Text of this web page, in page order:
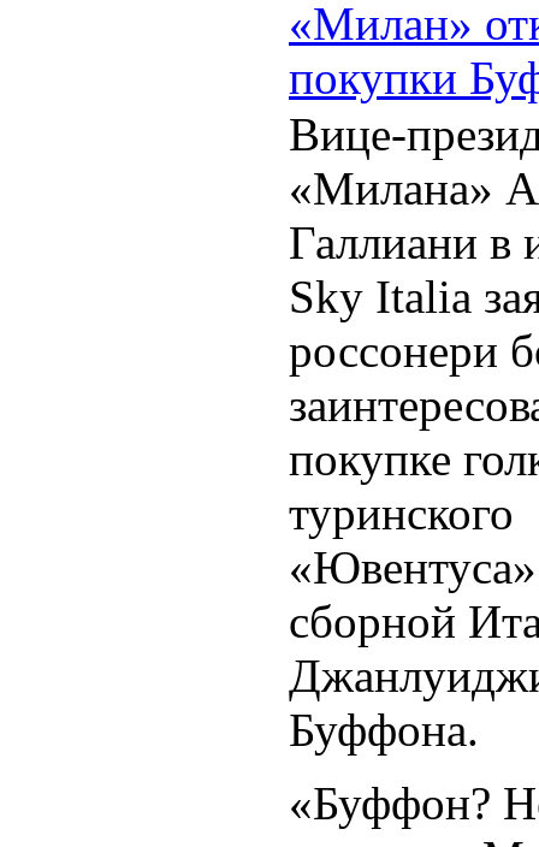
«Милан»
покупки
Вице-
«Милана»
Галлиани в
Sky Italia
россонери
покупке
туринского
сборной
Буффона.
«Буффон?